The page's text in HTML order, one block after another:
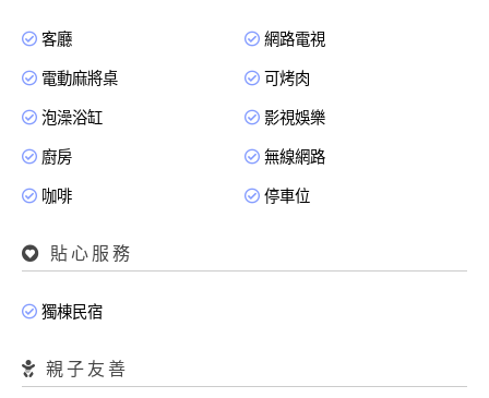
客廳 網路電視
電動麻將桌 可烤肉
泡澡浴缸 影視娛樂
廚房 無線網路
咖啡 停車位
貼心服務
獨棟民宿
親子友善